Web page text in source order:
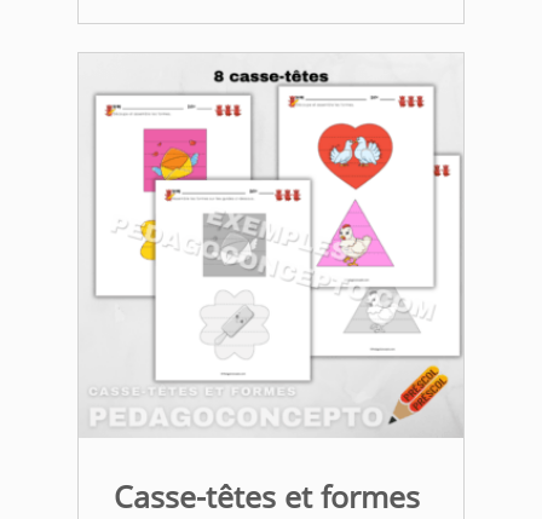
Casse-têtes et formes